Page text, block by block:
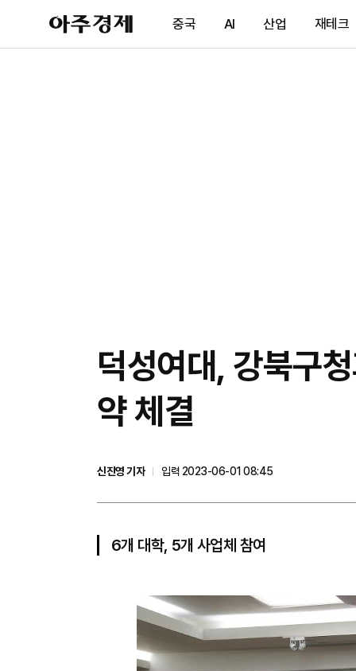
아
주
제
중국 AI 산업 재테크
덕성여대, 강북구
약 체결
신진영 기자 입력 2023-06-01 08:45
6개 대학, 5개 사업체 참여